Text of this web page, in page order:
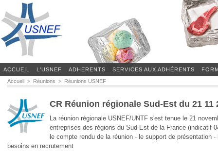
ACCUEIL L'USNEF ADHERENTS SERVICES AUX ADHÉRENTS
Accueil > Réunions > Réunions USNEF
CR Réunion régionale Sud-Est du 21 11
La réunion régionale USNEF/UNTF s'est tenue le 21
entreprises des régions du Sud-Est de la France (indicatif
le compte rendu de la réunion - le support de présentation
besoins en recrutement